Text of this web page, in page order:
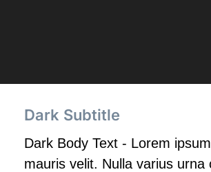
Dark Subtitle
Dark Body Text - Lorem
mauris velit. Nulla varius